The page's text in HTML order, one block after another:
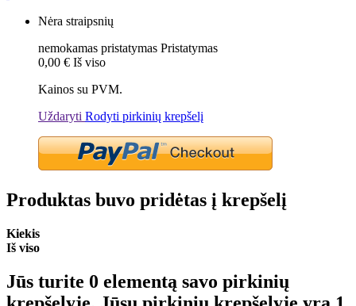
Nėra straipsnių
nemokamas pristatymas Pristatymas
0,00 € Iš viso
Kainos su PVM.
Uždaryti Rodyti pirkinių krepšelį
Produktas buvo pridėtas į krepšelį
Kiekis
Iš viso
Jūs turite 0 elementą savo pirkinių